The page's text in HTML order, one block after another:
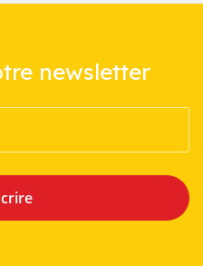
newsletter